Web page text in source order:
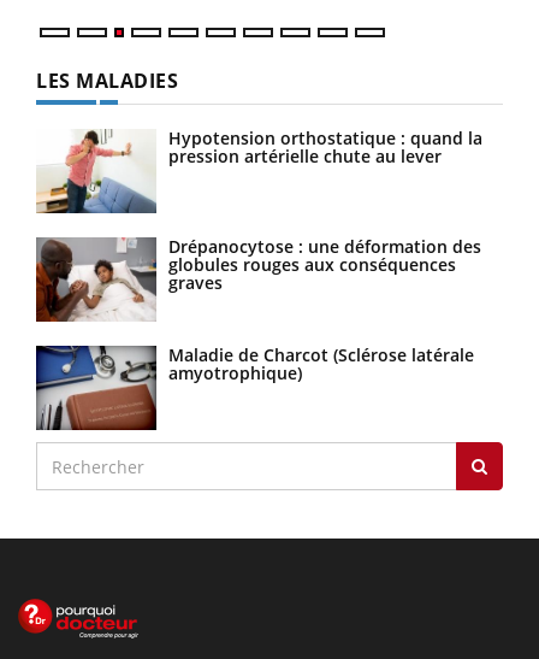
LES MALADIES
Hypotension orthostatique : quand la
pression artérielle chute au lever
Drépanocytose : une déformation des
globules rouges aux conséquences
graves
Maladie de Charcot (Sclérose latérale
amyotrophique)